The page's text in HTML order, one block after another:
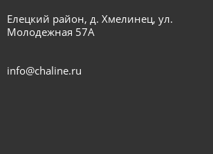
Елецкий район, д. Хмелинец, ул.
Молодежная 57А
info@chaline.ru